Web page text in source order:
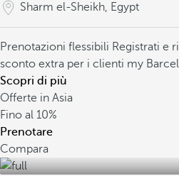
Sharm el-Sheikh, Egypt
Prenotazioni flessibili Registrati e
sconto extra per i clienti my
Scopri di più
Offerte in Asia
Fino al 10%
Prenotare
Compara